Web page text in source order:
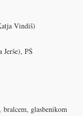
Vindiš)
PŠ
glasbenikom